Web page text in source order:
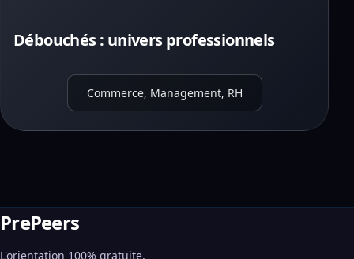
Débouchés : univers professionnels
Commerce, Management, RH
PrePeers
L'orientation 100% gratuite,